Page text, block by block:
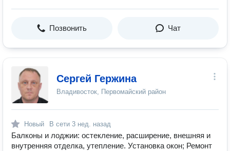
Позвонить Чат
Сергей Гержина
Владивосток, Первомайский район
Новый В сети 3 нед. назад
Балконы и лоджии: остекление, расширение, внешняя и
внутренняя отделка, утепление. Установка окон; Ремонт